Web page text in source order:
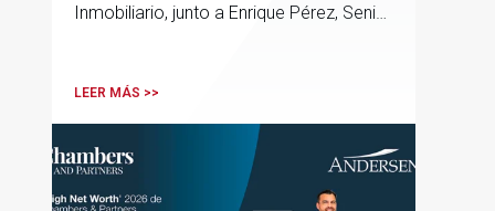
Inmobiliario, junto a Enrique Pérez, Senior
Morales, Socio, Pablo López, Asociado
del departamento de Urbanismo. La
operación refuerza la actividad de
Andersen en el ámbito de las
transacciones inmobiliarias complejas,
LEER MÁS >>